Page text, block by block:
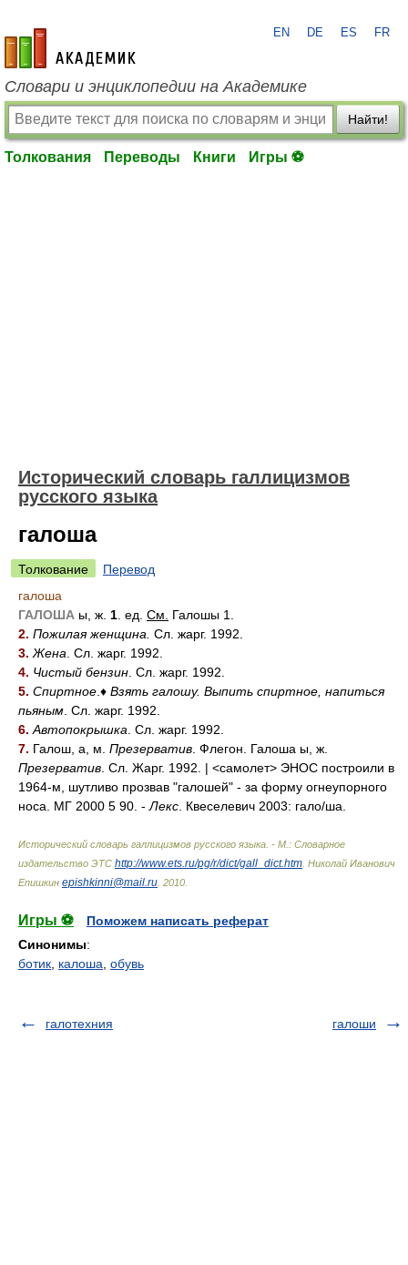
academic.ru
EN DE ES FR
Словари и энциклопедии на Академике
Найти!
Толкования Переводы Книги Игры ⚽
Исторический словарь галлицизмов
русского языка
галоша
Толкование
Перевод
галоша
ГАЛОША ы, ж. 1 . ед. См.
Галошы 1.
2. Пожилая женщина. Сл. жарг. 1992.
3. Жена . Сл. жарг. 1992.
4. Чистый бензин . Сл. жарг. 1992.
5. Спиртное .♦ Взять галошу. Выпить спиртное, напиться
пьяным . Сл. жарг. 1992.
6. Автопокрышка . Сл. жарг. 1992.
7. Галош, а, м. Презерватив . Флегон. Галоша ы, ж.
Презерватив . Сл. Жарг. 1992. | <самолет> ЭНОС построили в
1964-м, шутливо прозвав "галошей" - за форму огнеупорного
носа. МГ 2000 5 90. - Лекс . Квеселевич 2003: гало/ша.
Исторический словарь галлицизмов русского языка. - М.: Словарное
издательство ЭТС http://www.ets.ru/pg/r/dict/gall_dict.htm Николай Иванович
Епишкин epishkinni@mail.ru 2010
Игры ⚽
Поможем написать реферат
Синонимы:
ботик калоша обувь
галотехния галоши